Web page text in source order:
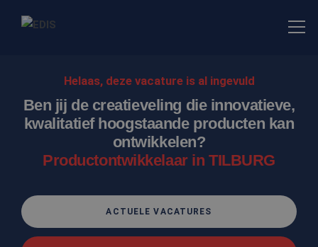
Helaas, deze vacature is al ingevuld
Ben jij de creatieveling die innovatieve,
kwalitatief hoogstaande producten kan
ontwikkelen?
Productontwikkelaar in TILBURG
ACTUELE VACATURES